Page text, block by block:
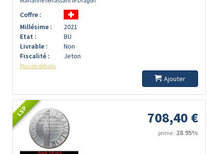
Coffre :
Millésime :
2021
Etat :
BU
Livrable :
Non
Fiscalité :
Jeton
Plus de détails
Ajouter
LSP 708,40 €
prime : 28.95%